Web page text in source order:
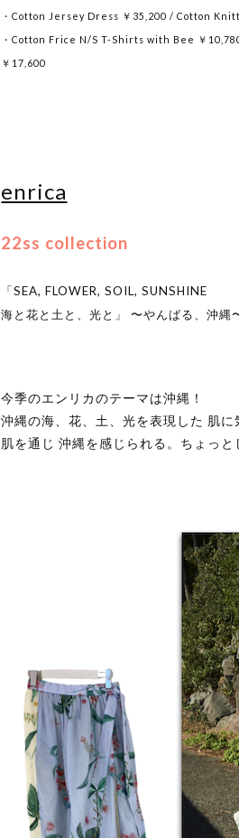
・Cotton Jersey Dress ￥35,200 / Cotton
・Cotton Frice N/S T-Shirts with Bee ￥
￥17,600
enrica
22ss collection
「SEA, FLOWER, SOIL, SUNSHINE
海と花と土と、光と」 〜やんばる、沖縄
今季のエンリカのテーマは沖縄！
沖縄の海、花、土、光を表現した 肌に
肌を通じ 沖縄を感じられる。ちょっと